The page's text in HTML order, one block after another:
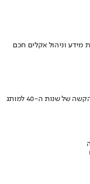
וניהול אקלים חכם
איך אסם הפכה את תקופת הצנע והמחסור הקשה של שנות ה-40 למותג